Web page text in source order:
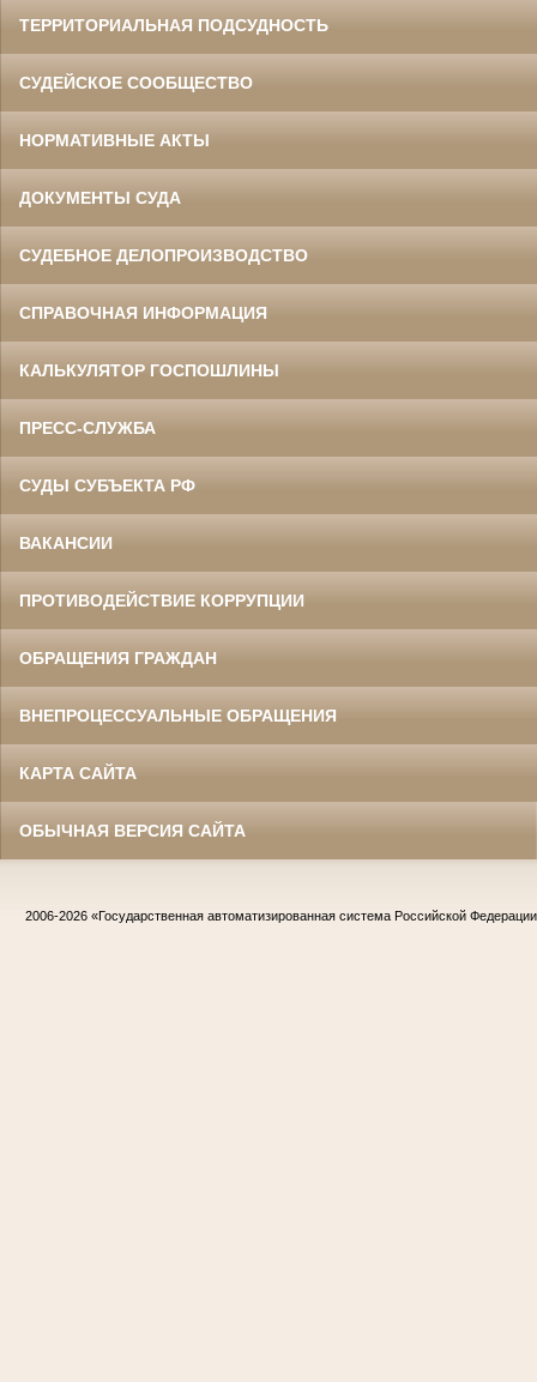
ТЕРРИТОРИАЛЬНАЯ ПОДСУДНОСТЬ
СУДЕЙСКОЕ СООБЩЕСТВО
НОРМАТИВНЫЕ АКТЫ
ДОКУМЕНТЫ СУДА
СУДЕБНОЕ ДЕЛОПРОИЗВОДСТВО
СПРАВОЧНАЯ ИНФОРМАЦИЯ
КАЛЬКУЛЯТОР ГОСПОШЛИНЫ
ПРЕСС-СЛУЖБА
СУДЫ СУБЪЕКТА РФ
ВАКАНСИИ
ПРОТИВОДЕЙСТВИЕ КОРРУПЦИИ
ОБРАЩЕНИЯ ГРАЖДАН
ВНЕПРОЦЕССУАЛЬНЫЕ ОБРАЩЕНИЯ
КАРТА САЙТА
ОБЫЧНАЯ ВЕРСИЯ САЙТА
2006-2026 «Государственная автоматизированная система Российской